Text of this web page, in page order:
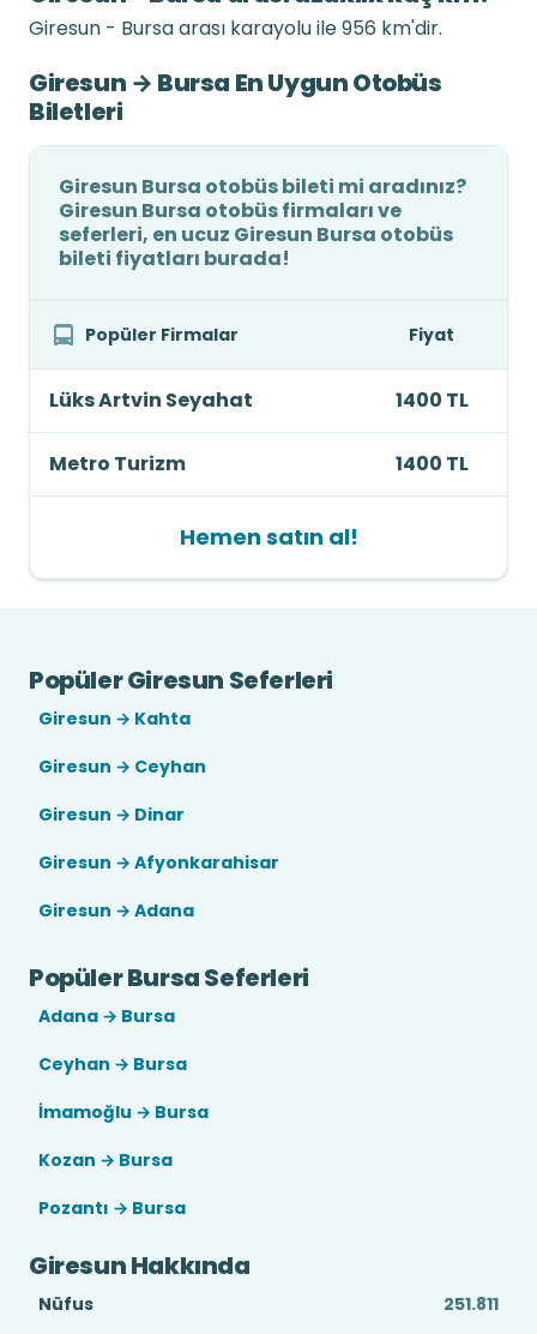
Giresun - Bursa arası karayolu ile 956 km'dir.
Giresun → Bursa En Uygun Otobüs
Biletleri
Giresun Bursa otobüs bileti mi aradınız?
Giresun Bursa otobüs firmaları ve
seferleri, en ucuz Giresun Bursa otobüs
bileti fiyatları burada!
Popüler Firmalar Fiyat
Lüks Artvin Seyahat 1400 TL
Metro Turizm 1400 TL
Hemen satın al!
Popüler Giresun Seferleri
Giresun → Kahta
Giresun → Ceyhan
Giresun → Dinar
Giresun → Afyonkarahisar
Giresun → Adana
Popüler Bursa Seferleri
Adana → Bursa
Ceyhan → Bursa
İmamoğlu → Bursa
Kozan → Bursa
Pozantı → Bursa
Giresun Hakkında
Nüfus
251.811